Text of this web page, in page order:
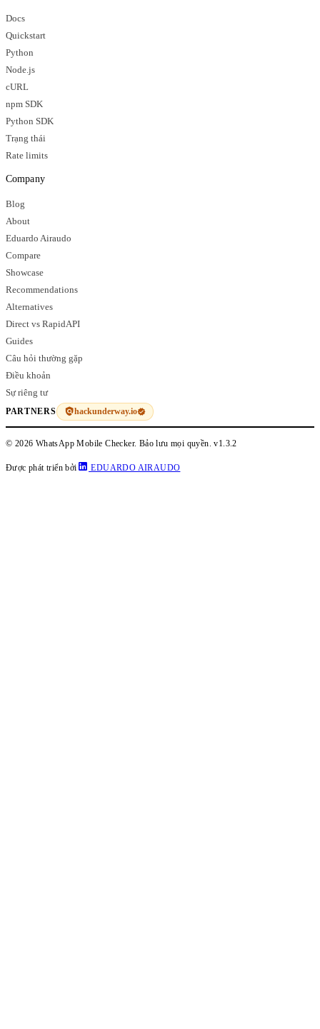
Docs
Quickstart
Python
Node.js
cURL
npm SDK
Python SDK
Trạng thái
Rate limits
Company
Blog
About
Eduardo Airaudo
Compare
Showcase
Recommendations
Alternatives
Direct vs RapidAPI
Guides
Câu hỏi thường gặp
Điều khoản
Sự riêng tư
PARTNERS hackunderway.io
© 2026 WhatsApp Mobile Checker. Bảo lưu mọi quyền.v1.3.2
Được phát triển bởi EDUARDO AIRAUDO